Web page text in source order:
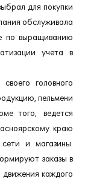
для покупки
обслуживала
по выращиванию
учета в
головного
пельмени
того, ведется
краю
и магазины.
заказы в
движения каждого